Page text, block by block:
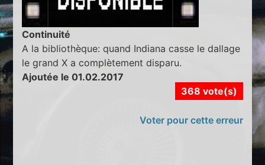
Continuité
A la bibliothèque: quand Indiana casse le dallage
le grand X a complètement disparu.
Ajoutée le 01.02.2017
368 vote(s)
Voter pour cette erreur